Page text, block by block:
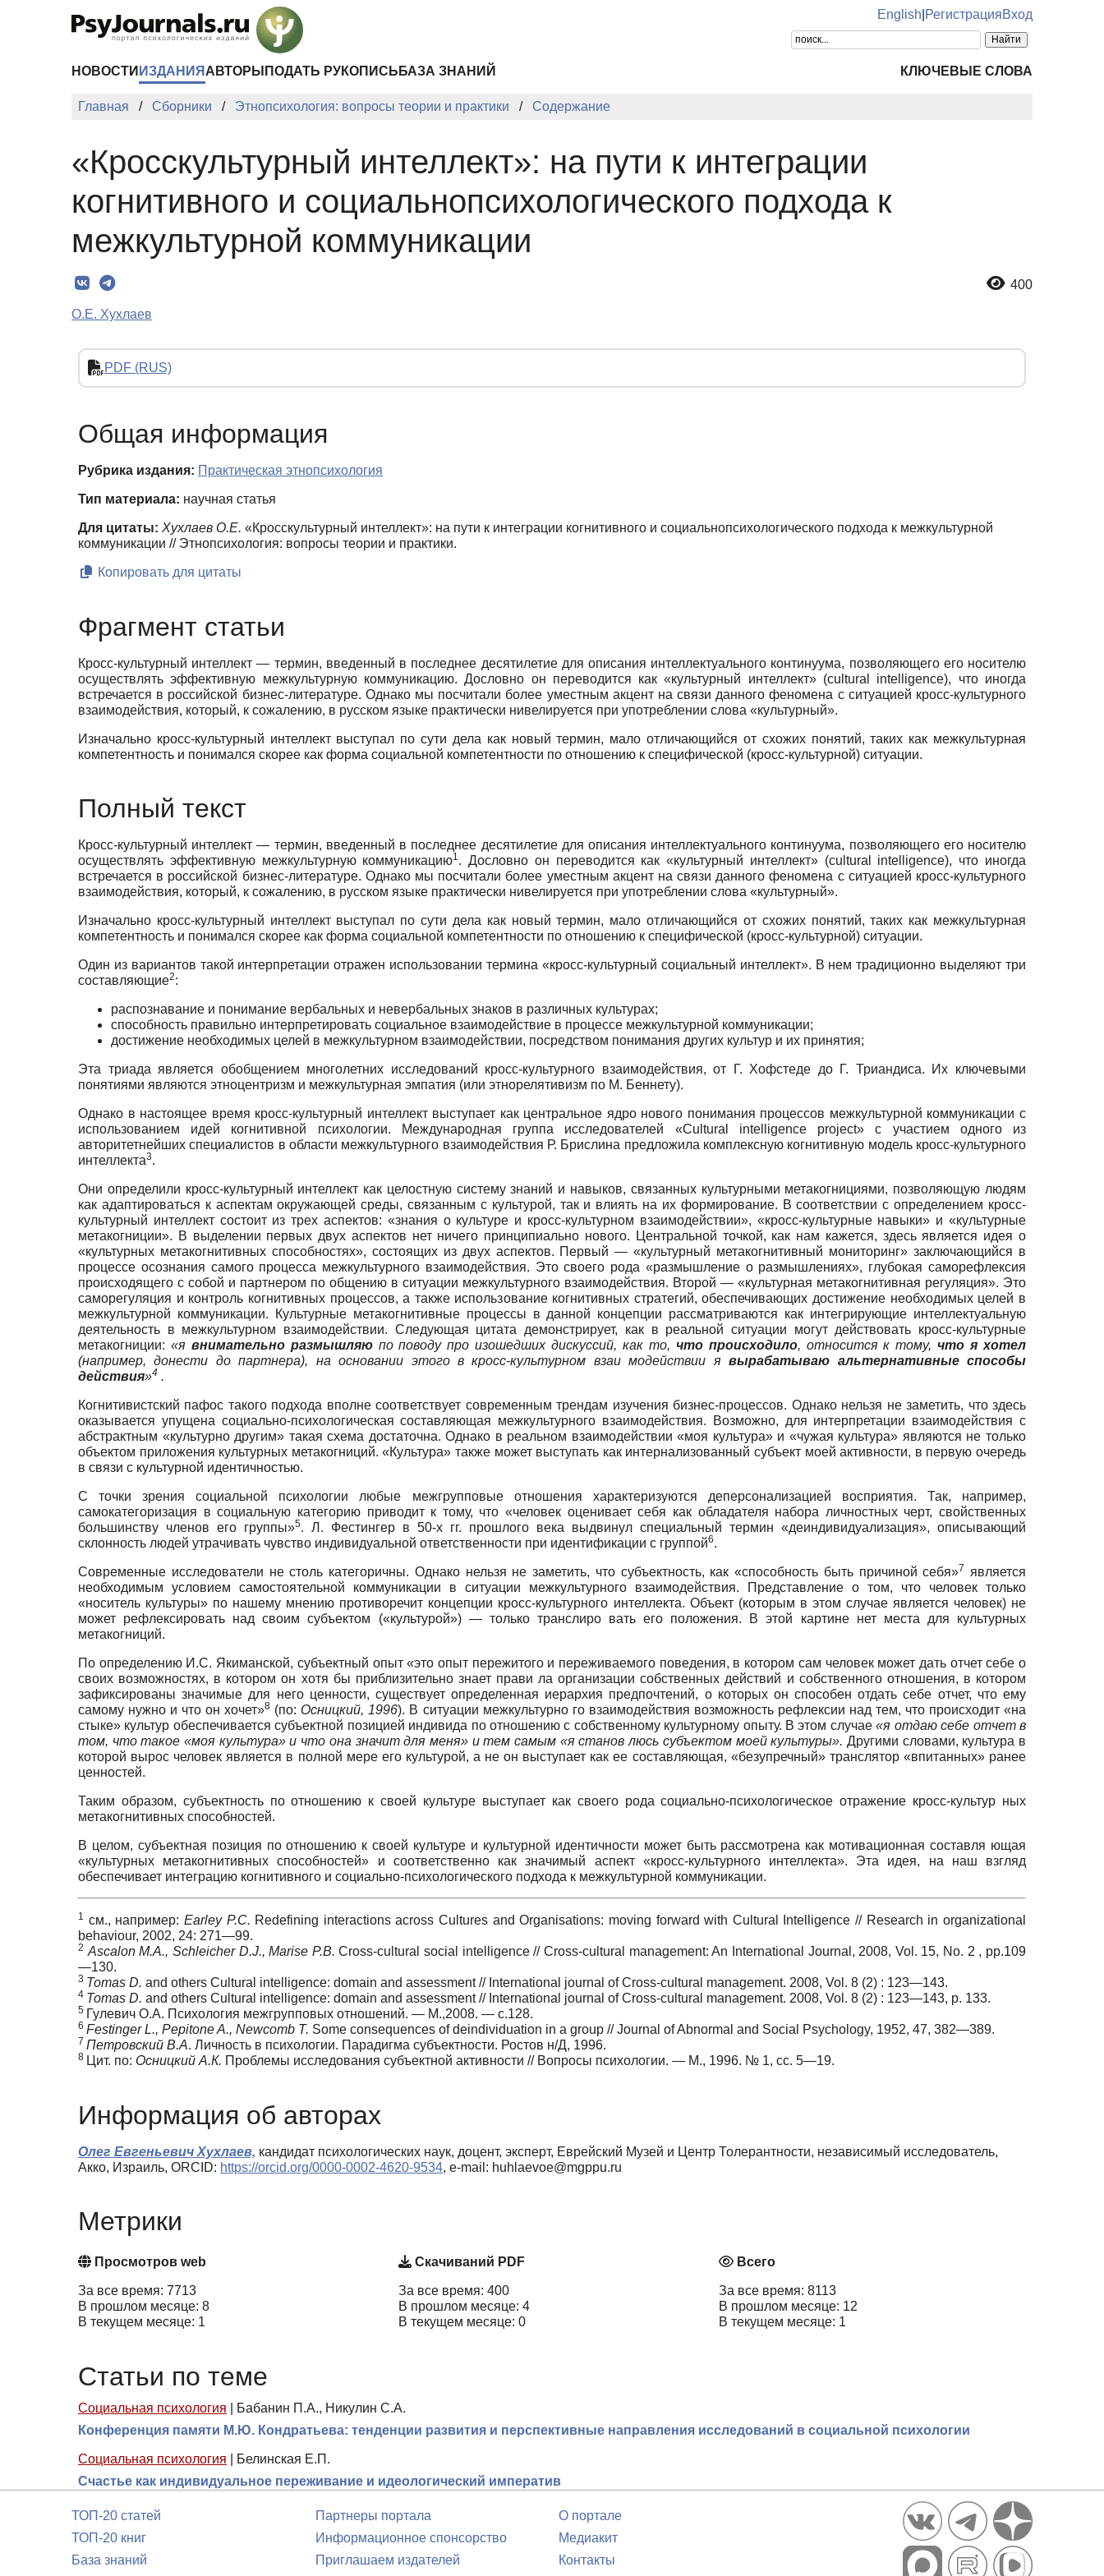
English РегистрацияВход
НОВОСТИ ИЗДАНИЯ АВТОРЫ ПОДАТЬ РУКОПИСЬ БАЗА ЗНАНИЙ КЛЮЧЕВЫЕ СЛОВА
Главная Сборники Этнопсихология: вопросы теории и практики Содержание
«Кросскультурный интеллект»: на пути к интеграции
когнитивного и социальнопсихологического подхода к
межкультурной коммуникации
400
О.Е. Хухлаев
PDF (RUS)
Общая информация
Рубрика издания: Практическая этнопсихология
Тип материала: научная статья
Для цитаты: Хухлаев О.Е. «Кросскультурный интеллект»: на пути к интеграции когнитивного и социальнопсихологического подхода к межкультурной
коммуникации // Этнопсихология: вопросы теории и практики.
Копировать для цитаты
Фрагмент статьи
Кросс-культурный интеллект — термин, введенный в последнее десятилетие для описания интеллектуального континуума, позволяющего его носителю
осуществлять эффективную межкультурную коммуникацию. Дословно он переводится как «культурный интеллект» (cultural intelligence), что иногда
встречается в российской бизнес-литературе. Однако мы посчитали более уместным акцент на связи данного феномена с ситуацией кросс-культурного
взаимодействия, который, к сожалению, в русском языке практически нивелируется при употреблении слова «культурный».
Изначально кросс-культурный интеллект выступал по сути дела как новый термин, мало отличающийся от схожих понятий, таких как межкультурная
компетентность и понимался скорее как форма социальной компетентности по отношению к специфической (кросс-культурной) ситуации.
Полный текст
Кросс-культурный интеллект — термин, введенный в последнее десятилетие для описания интеллектуального континуума, позволяющего его носителю
осуществлять эффективную межкультурную коммуникацию1. Дословно он переводится как «культурный интеллект» (cultural intelligence), что иногда
встречается в российской бизнес-литературе. Однако мы посчитали более уместным акцент на связи данного феномена с ситуацией кросс-культурного
взаимодействия, который, к сожалению, в русском языке практически нивелируется при употреблении слова «культурный».
Изначально кросс-культурный интеллект выступал по сути дела как новый термин, мало отличающийся от схожих понятий, таких как межкультурная
компетентность и понимался скорее как форма социальной компетентности по отношению к специфической (кросс-культурной) ситуации.
Один из вариантов такой интерпретации отражен использовании термина «кросс-культурный социальный интеллект». В нем традиционно выделяют три
составляющие2:
распознавание и понимание вербальных и невербальных знаков в различных культурах;
способность правильно интерпретировать социальное взаимодействие в процессе межкультурной коммуникации;
достижение необходимых целей в межкультурном взаимодействии, посредством понимания других культур и их принятия;
Эта триада является обобщением многолетних исследований кросс-культурного взаимодействия, от Г. Хофстеде до Г. Триандиса. Их ключевыми
понятиями являются этноцентризм и межкультурная эмпатия (или этнорелятивизм по М. Беннету).
Однако в настоящее время кросс-культурный интеллект выступает как центральное ядро нового понимания процессов межкультурной коммуникации с
использованием идей когнитивной психологии. Международная группа исследователей «Cultural intelligence project» с участием одного из
авторитетнейших специалистов в области межкультурного взаимодействия Р. Брислина предложила комплексную когнитивную модель кросс-культурного
интеллекта3.
Они определили кросс-культурный интеллект как целостную систему знаний и навыков, связанных культурными метакогнициями, позволяющую людям
как адаптироваться к аспектам окружающей среды, связанным с культурой, так и влиять на их формирование. В соответствии с определением кросс-
культурный интеллект состоит из трех аспектов: «знания о культуре и кросс-культурном взаимодействии», «кросс-культурные навыки» и «культурные
метакогниции». В выделении первых двух аспектов нет ничего принципиально нового. Центральной точкой, как нам кажется, здесь является идея о
«культурных метакогнитивных способностях», состоящих из двух аспектов. Первый — «культурный метакогнитивный мониторинг» заключающийся в
процессе осознания самого процесса межкультурного взаимодействия. Это своего рода «размышление о размышлениях», глубокая саморефлексия
происходящего с собой и партнером по общению в ситуации межкультурного взаимодействия. Второй — «культурная метакогнитивная регуляция». Это
саморегуляция и контроль когнитивных процессов, а также использование когнитивных стратегий, обеспечивающих достижение необходимых целей в
межкультурной коммуникации. Культурные метакогнитивные процессы в данной концепции рассматриваются как интегрирующие интеллектуальную
деятельность в межкультурном взаимодействии. Следующая цитата демонстрирует, как в реальной ситуации могут действовать кросс-культурные
метакогниции: «я внимательно размышляю по поводу про изошедших дискуссий, как то, что происходило, относится к тому, что я хотел
(например, донести до партнера), на основании этого в кросс-культурном взаи модействии я вырабатываю альтернативные способы
действия»4 .
Когнитивистский пафос такого подхода вполне соответствует современным трендам изучения бизнес-процессов. Однако нельзя не заметить, что здесь
оказывается упущена социально-психологическая составляющая межкультурного взаимодействия. Возможно, для интерпретации взаимодействия с
абстрактным «культурно другим» такая схема достаточна. Однако в реальном взаимодействии «моя культура» и «чужая культура» являются не только
объектом приложения культурных метакогниций. «Культура» также может выступать как интернализованный субъект моей активности, в первую очередь
в связи с культурной идентичностью.
С точки зрения социальной психологии любые межгрупповые отношения характеризуются деперсонализацией восприятия. Так, например,
самокатегоризация в социальную категорию приводит к тому, что «человек оценивает себя как обладателя набора личностных черт, свойственных
большинству членов его группы»5. Л. Фестингер в 50-х гг. прошлого века выдвинул специальный термин «деиндивидуализация», описывающий
склонность людей утрачивать чувство индивидуальной ответственности при идентификации с группой6.
Современные исследователи не столь категоричны. Однако нельзя не заметить, что субъектность, как «способность быть причиной себя»7
является
необходимым условием самостоятельной коммуникации в ситуации межкультурного взаимодействия. Представление о том, что человек только
«носитель культуры» по нашему мнению противоречит концепции кросс-культурного интеллекта. Объект (которым в этом случае является человек) не
может рефлексировать над своим субъектом («культурой») — только транслиро вать его положения. В этой картине нет места для культурных
метакогниций.
По определению И.С. Якиманской, субъектный опыт «это опыт пережитого и переживаемого поведения, в котором сам человек может дать отчет себе о
своих возможностях, в котором он хотя бы приблизительно знает прави ла организации собственных действий и собственного отношения, в котором
зафиксированы значимые для него ценности, существует определенная иерархия предпочтений, о которых он способен отдать себе отчет, что ему
самому нужно и что он хочет»8 (по: Осницкий, 1996). В ситуации межкультурно го взаимодействия возможность рефлексии над тем, что происходит «на
стыке» культур обеспечивается субъектной позицией индивида по отношению с собственному культурному опыту. В этом случае«я отдаю себе отчет в
том, что такое «моя культура» и что она значит для меня» и тем самым «я станов люсь субъектом моей культуры». Другими словами, культура в
которой вырос человек является в полной мере его культурой, а не он выступает как ее составляющая, «безупречный» транслятор «впитанных» ранее
ценностей.
Таким образом, субъектность по отношению к своей культуре выступает как своего рода социально-психологическое отражение кросс-культур ных
метакогнитивных способностей.
В целом, субъектная позиция по отношению к своей культуре и культурной идентичности может быть рассмотрена как мотивационная составля ющая
«культурных метакогнитивных способностей» и соответственно как значимый аспект «кросс-культурного интеллекта». Эта идея, на наш взгляд
обеспечивает интеграцию когнитивного и социально-психологического подхода к межкультурной коммуникации.
1 см., например: Earley P.C. Redefining interactions across Cultures and Organisations: moving forward with Cultural Intelligence // Research in organizational
behaviour, 2002, 24: 271—99.
2 Ascalon M.A., Schleicher D.J., Marise P.B. Cross-cultural social intelligence // Cross-cultural management: An International Journal, 2008, Vol. 15, No. 2 , pp.109
—130.
3 Tomas D. and others Cultural intelligence: domain and assessment // International journal of Cross-cultural management. 2008, Vol. 8 (2) : 123—143.
4 Tomas D. and others Cultural intelligence: domain and assessment // International journal of Cross-cultural management. 2008, Vol. 8 (2) : 123—143, p. 133.
5 Гулевич О.А. Психология межгрупповых отношений. — М.,2008. — с.128.
6 Festinger L., Pepitone A., Newcomb T. Some consequences of deindividuation in a group // Journal of Abnormal and Social Psychology, 1952, 47, 382—389.
7 Петровский В.А. Личность в психологии. Парадигма субъектности. Ростов н/Д, 1996.
8 Цит. по: Осницкий А.К. Проблемы исследования субъектной активности // Вопросы психологии. — М., 1996. № 1, сс. 5—19.
Информация об авторах
Олег Евгеньевич Хухлаев, кандидат психологических наук, доцент, эксперт, Еврейский Музей и Центр Толерантности, независимый исследователь,
Акко, Израиль, ORCID: https://orcid.org/0000-0002-4620-9534, e-mail: huhlaevoe@mgppu.ru
Метрики
Просмотров web
За все время: 7713
В прошлом месяце: 8
В текущем месяце: 1
Скачиваний PDF
За все время: 400
В прошлом месяце: 4
В текущем месяце: 0
Всего
За все время: 8113
В прошлом месяце: 12
В текущем месяце: 1
Статьи по теме
Социальная психология
Бабанин П.А., Никулин С.А.
Конференция памяти М.Ю. Кондратьева: тенденции развития и перспективные направления исследований в социальной психологии
Социальная психология
Белинская Е.П.
Счастье как индивидуальное переживание и идеологический императив
ТОП-20 статей
ТОП-20 книг
База знаний
Партнеры портала
Информационное спонсорство
Приглашаем издателей
О портале
Медиакит
Контакты